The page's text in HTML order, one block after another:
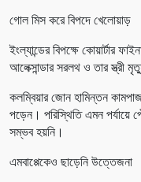
গোল মিস করে বিপদে খেলোয়াড়
ইংল্যান্ডের বিপক্ষে কোয়ার্টার
আলেক্সান্ডার সরলথ ও তার স্ত্রী
কলম্বিয়ার জোন হামিন্তন
পড়েন। পরিস্থিতি এমন পর্যায়ে
সম্ভব হয়নি।
এমবাপ্পেকেও ছাড়েনি উত্তেজনা